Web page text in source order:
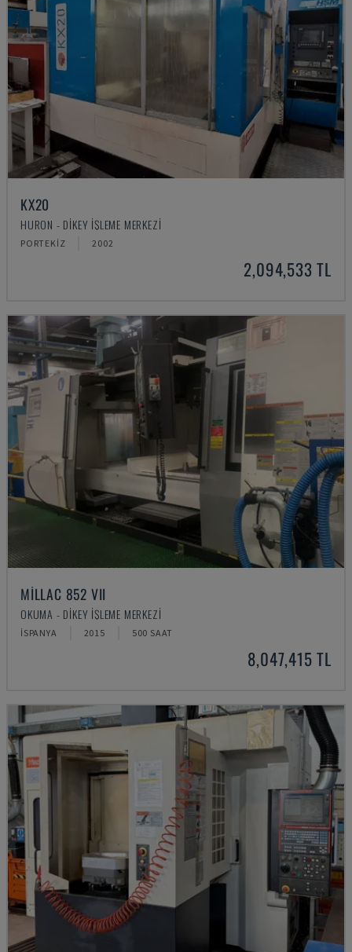
KX20
HURON - DIKEY İŞLEME MERKEZI
PORTEKIZ 2002
2,094,533 TL
MILLAC 852 VII
OKUMA - DIKEY İŞLEME MERKEZI
İSPANYA 2015 500 SAAT
8,047,415 TL